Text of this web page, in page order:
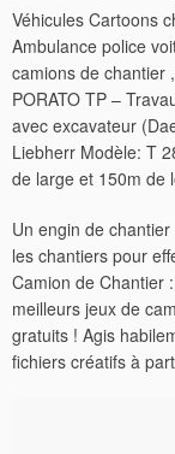
Véhicules Cartoons
Ambulance police
camions de chantier
PORATO TP –
avec excavateur
Liebherr Modèle: T
de large et 150m de
Un engin de
les chantiers pour
Camion de Chantier
meilleurs jeux de
gratuits ! Agis
fichiers créatifs à